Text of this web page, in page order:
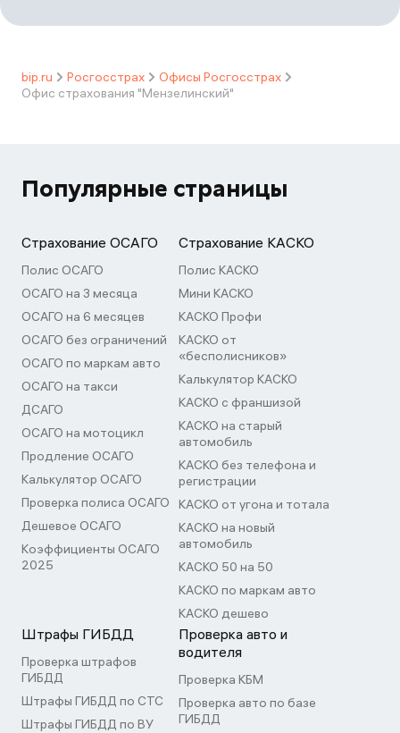
bip.ru Росгосстрах
Офисы Росгосстрах
Офис страхования "Мензелинский"
Популярные страницы
Страхование ОСАГО
Полис ОСАГО
ОСАГО на 3 месяца
ОСАГО на 6 месяцев
ОСАГО без ограничений
ОСАГО по маркам авто
ОСАГО на такси
ДСАГО
ОСАГО на мотоцикл
Продление ОСАГО
Калькулятор ОСАГО
Проверка полиса ОСАГО
Дешевое ОСАГО
Коэффициенты ОСАГО
2025
Страхование КАСКО
Полис КАСКО
Мини КАСКО
КАСКО Профи
КАСКО от
«бесполисников»
Калькулятор КАСКО
КАСКО с франшизой
КАСКО на старый
автомобиль
КАСКО без телефона и
регистрации
КАСКО от угона и тотала
КАСКО на новый
автомобиль
КАСКО 50 на 50
КАСКО по маркам авто
КАСКО дешево
Штрафы ГИБДД
Проверка штрафов
ГИБДД
Штрафы ГИБДД по СТС
Штрафы ГИБДД по ВУ
Проверка авто и
водителя
Проверка КБМ
Проверка авто по базе
ГИБДД